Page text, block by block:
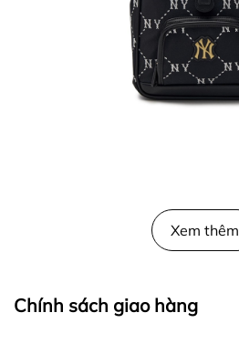
Xem thêm
Chính sách giao hàng